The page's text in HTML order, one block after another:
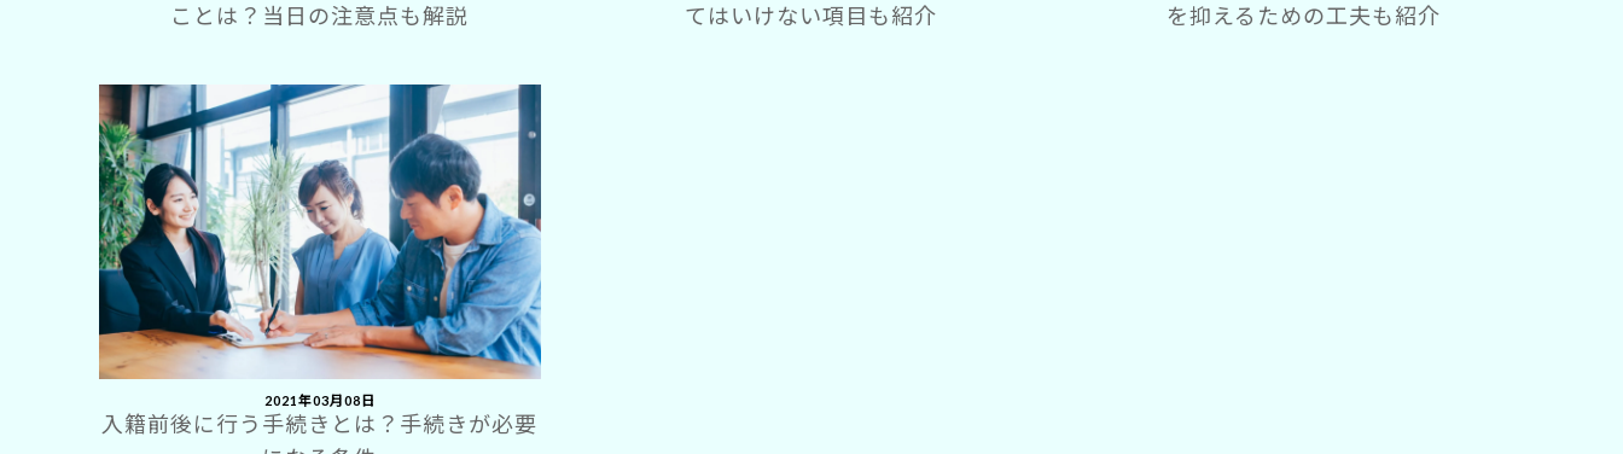
ことは？当日の注意点も解説
てはいけない項目も紹介
を抑えるための工夫も紹介
2021年03月08日
入籍前後に行う手続きとは？手続きが必要